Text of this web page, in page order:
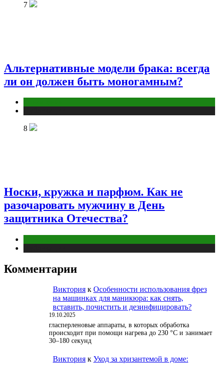
7
Альтернативные модели брака: всегда
ли он должен быть моногамным?
8
Носки, кружка и парфюм. Как не
разочаровать мужчину в День
защитника Отечества?
Комментарии
Виктория к Особенности использования фрез
на машинках для маникюра: как снять,
вставить, почистить и дезинфицировать?
19.10.2025
гласперленовые аппараты, в которых обработка
происходит при помощи нагрева до 230 °С и занимает
30–180 секунд
Виктория к Уход за хризантемой в доме: